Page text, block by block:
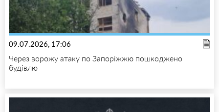
09.07.2026, 17:06
Через ворожу атаку по Запоріжжю пошкоджено
будівлю